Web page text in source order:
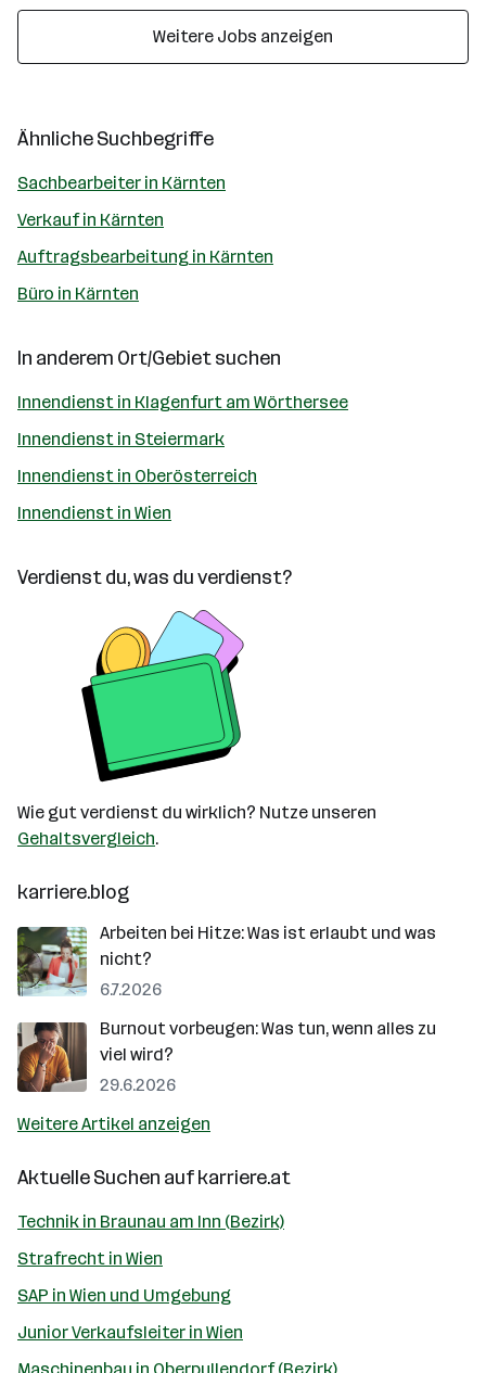
Weitere Jobs anzeigen
Ähnliche Suchbegriffe
Sachbearbeiter in Kärnten
Verkauf in Kärnten
Auftragsbearbeitung in Kärnten
Büro in Kärnten
In anderem Ort/Gebiet suchen
Innendienst in Klagenfurt am Wörthersee
Innendienst in Steiermark
Innendienst in Oberösterreich
Innendienst in Wien
Verdienst du, was du verdienst?
Wie gut verdienst du wirklich? Nutze unseren
Gehaltsvergleich.
karriere.blog
Arbeiten bei Hitze: Was ist erlaubt und was
nicht?
6.7.2026
Burnout vorbeugen: Was tun, wenn alles zu
viel wird?
29.6.2026
Weitere Artikel anzeigen
Aktuelle Suchen aufkarriere.at
Technik in Braunau am Inn (Bezirk)
Strafrecht in Wien
SAP in Wien und Umgebung
Junior Verkaufsleiter in Wien